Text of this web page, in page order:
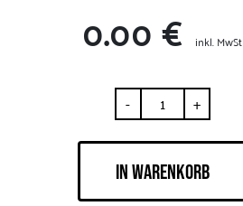
0.00 € inkl. MwSt
- +
IN WARENKORB